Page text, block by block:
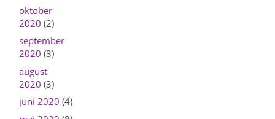
oktober
2020 (2)
september
2020 (3)
august
2020 (3)
juni 2020 (4)